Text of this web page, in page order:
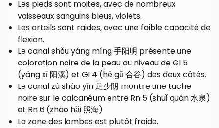
Les pieds sont moites, avec de nombreux
vaisseaux sanguins bleus, violets.
Les orteils sont raides, avec une faible capacité de
flexion.
Le canal shǒu yáng míng 手阳明 présente une
coloration noire de la peau au niveau de GI 5
(yáng xī 阳溪) et GI 4 (hé gǔ 合谷) des deux côtés.
Le canal zú shào yīn 足少阴 montre une tache
noire sur le calcanéum entre Rn 5 (shuǐ quán 水泉)
et Rn 6 (zhào hǎi 照海)
La zone des lombes est plutôt froide.